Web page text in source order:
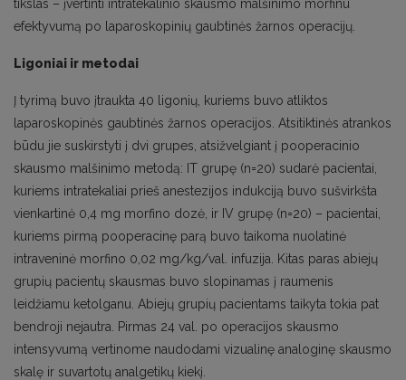
tikslas – įvertinti intratekalinio skausmo malšinimo morfinu
efektyvumą po laparoskopinių gaubtinės žarnos operacijų.
Ligoniai ir metodai
Į tyrimą buvo įtraukta 40 ligonių, kuriems buvo atliktos
laparoskopinės gaubtinės žarnos operacijos. Atsitiktinės atrankos
būdu jie suskirstyti į dvi grupes, atsižvelgiant į pooperacinio
skausmo malšinimo metodą: IT grupę (n=20) sudarė pacientai,
kuriems intratekaliai prieš anestezijos indukciją buvo sušvirkšta
vienkartinė 0,4 mg morfino dozė, ir IV grupę (n=20) – pacientai,
kuriems pirmą pooperacinę parą buvo taikoma nuolatinė
intraveninė morfino 0,02 mg/kg/val. infuzija. Kitas paras abiejų
grupių pacientų skausmas buvo slopinamas į raumenis
leidžiamu ketolganu. Abiejų grupių pacientams taikyta tokia pat
bendroji nejautra. Pirmas 24 val. po operacijos skausmo
intensyvumą vertinome naudodami vizualinę analoginę skausmo
skalę ir suvartotų analgetikų kiekį.